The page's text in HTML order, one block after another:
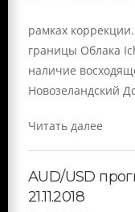
рамках
границы Облака
наличие
Новозеландский
Читать далее
AUD/USD
21.11.2018